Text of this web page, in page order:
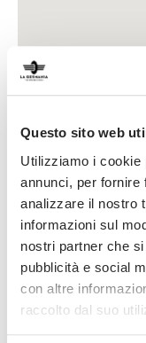
Questo sito web
Utilizziamo i cookie
annunci, per fornire
analizzare il nostro
informazioni sul
nostri partner che
pubblicità e social
con altre
raccolto dal suo
Video